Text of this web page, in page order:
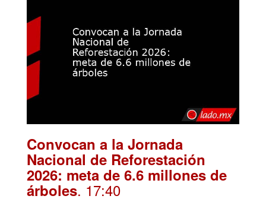
Convocan a la Jornada
Nacional de Reforestación
2026: meta de 6.6 millones de
árboles. 17:40